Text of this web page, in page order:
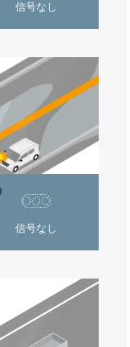
信号なし
信号なし